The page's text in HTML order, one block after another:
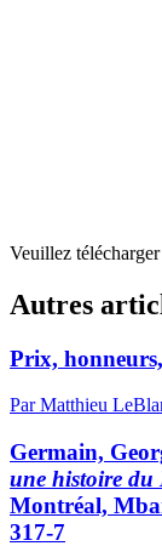
Veuillez
Autres
Prix,
Par Matthieu
Germain,
une histoire du
Montréal,
317-7